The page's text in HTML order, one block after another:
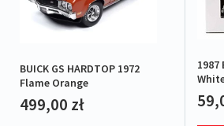
BUICK GS HARDTOP 1972
Flame Orange
499,00 zł
1987